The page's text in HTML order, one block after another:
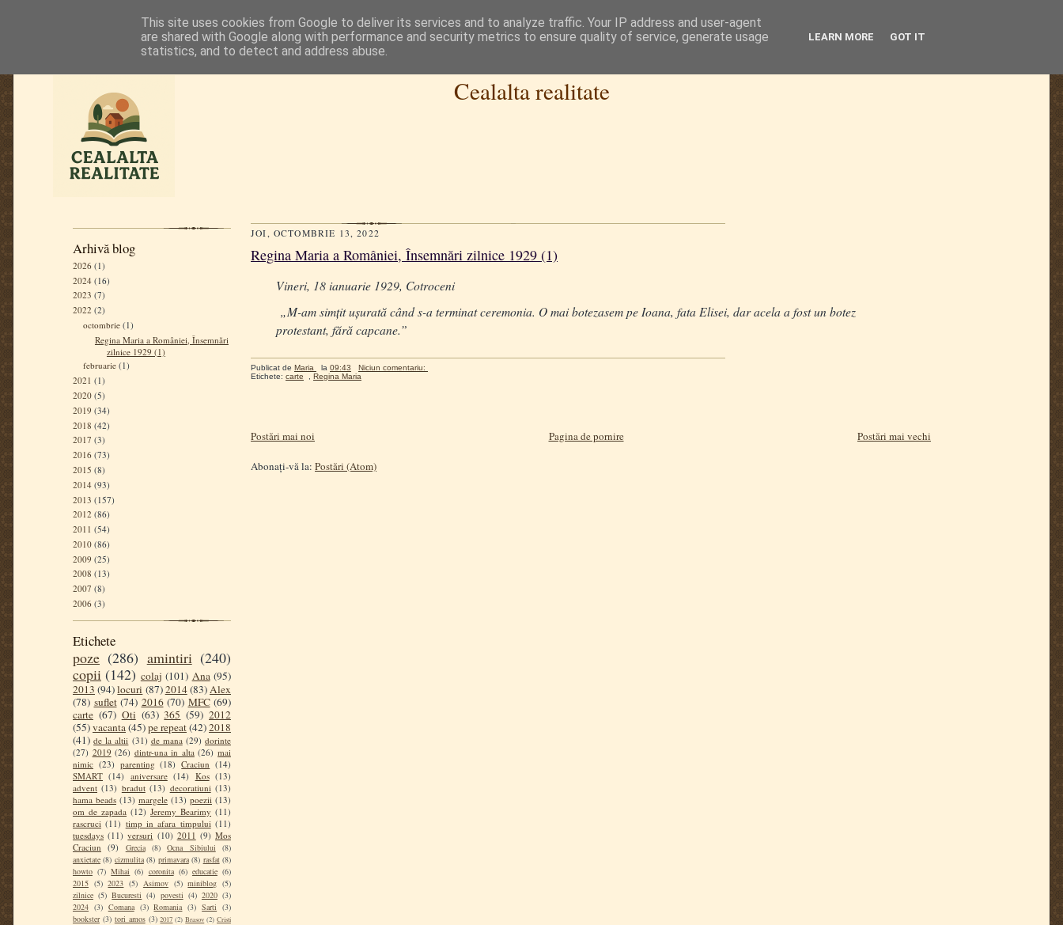
Cealalta realitate
Arhivă blog
2026 (1)
2024 (16)
2023 (7)
2022 (2)
octombrie (1)
Regina Maria a României, Însemnări
zilnice 1929 (1)
februarie (1)
2021 (1)
2020 (5)
2019 (34)
2018 (42)
2017 (3)
2016 (73)
2015 (8)
2014 (93)
2013 (157)
2012 (86)
2011 (54)
2010 (86)
2009 (25)
2008 (13)
2007 (8)
2006 (3)
Etichete
poze (286) amintiri (240)
copii (142) colaj (101) Ana (95)
2013 (94)locuri (87)2014(83)Alex
(78) suflet (74) 2016 (70) MFC (69)
carte (67) Oti (63) 365 (59) 2012
(55)vacanta(45)pe repeat(42)2018
(41) de la altii (31) de mana (29) dorinte
(27) 2019 (26) dintr-una in alta (26) mai
nimic (23) parenting (18) Craciun (14)
SMART (14) aniversare (14) Kos (13)
advent (13) bradut (13) decoratiuni (13)
hama beads (13) margele (13) poezii (13)
om de zapada (12) Jeremy Bearimy (11)
rascruci (11) timp in afara timpului (11)
tuesdays (11) versuri (10) 2011 (9) Mos
Craciun
(9) Grecia (8) Ocna Sibiului
(8)
anxietate (8) cizmulita (8) primavara (8) rasfat (8)
howto (7) Mihai (6) coronita (6) educatie (6)
2015 (5) 2023 (5) Asimov (5) miniblog (5)
zilnice (5) Bucuresti (4) povesti (4) 2020 (3)
2024 (3) Comana (3) Romania (3) Sarti (3)
bookster (3) tori amos (3) 2017 (2) Brasov (2) Cristi
JOI, OCTOMBRIE 13, 2022
Regina Maria a României, Însemnări zilnice 1929 (1)
Vineri, 18 ianuarie 1929, Cotroceni
„M-am simțit ușurată când s-a terminat ceremonia. O mai botezasem pe Ioana, fata Elisei, dar acela a fost un botez
protestant, fără capcane.”
Publicat de Maria la 09:43
Niciun comentariu:
Etichete: carte , Regina Maria
Postări mai noi Postări mai vechi
Pagina de pornire
Abonați-vă la: Postări (Atom)
This site uses cookies from Google to deliver its services and to analyze traffic. Your IP address and user-agent
are shared with Google along with performance and security metrics to ensure quality of service, generate usage
statistics, and to detect and address abuse.
LEARN MORE GOT IT